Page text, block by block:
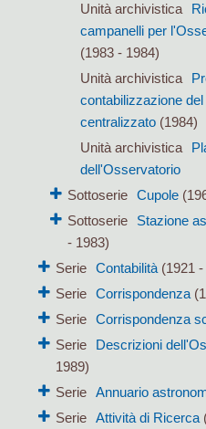
Unità archivistica
campanelli per
(1983 - 1984)
Unità archivistica
contabilizzazione
centralizzato(1984)
Unità archivistica
dell'Osservatorio
Sottoserie
Cupole
Sottoserie
Stazione
- 1983)
Serie Contabilità(1921 -
Serie Corrispondenza
Serie Corrispondenza
Serie
Descrizioni
1989)
Serie Annuario
Serie Attività di Ricerca